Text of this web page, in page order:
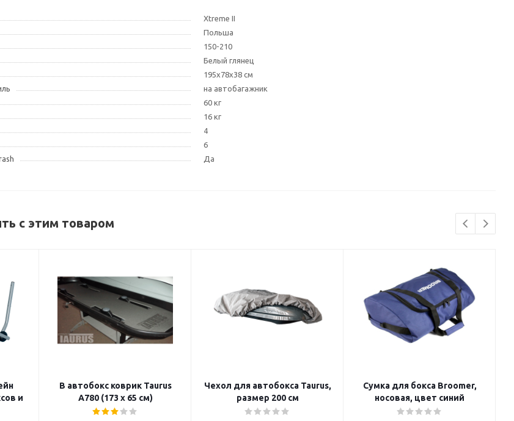
Xtreme II
Польша
150-210
Белый глянец
195х78х38 см
на автобагажник
60 кг
16 кг
4
6
Да
с этим товаром
и
B автобокс коврик Taurus
А780 (173 х 65 см)
Чехол для автобокса Taurus,
размер 200 cм
Сумка для бокса Broomer,
носовая, цвет синий